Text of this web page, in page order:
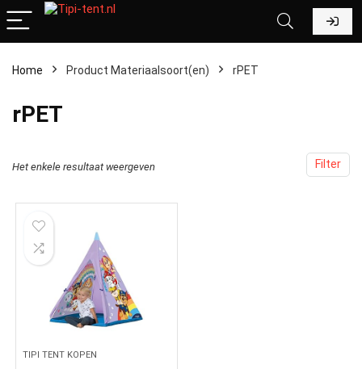
Home Product Materiaalsoort(en) ‎rPET
‎rPET
Filter
Het enkele resultaat weergeven
TIPI TENT KOPEN